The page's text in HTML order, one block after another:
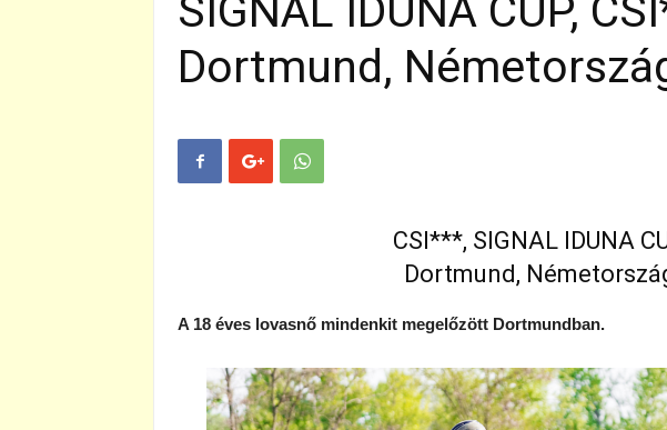
SIGNAL IDUNA CUP,
Dortmund,
CSI***, SIGNAL IDUNA
Dortmund,
A 18 éves lovasnő mindenkit megelőzött Dortmundban.